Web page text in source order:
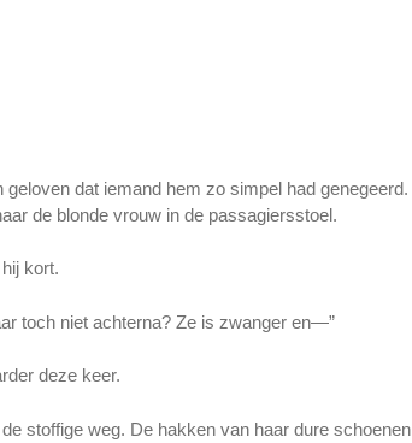
dat iemand hem zo simpel had genegeerd.
de blonde vrouw in de passagiersstoel.
kort.
toch niet achterna? Ze is zwanger en—”
deze keer.
stoffige weg. De hakken van haar dure schoenen